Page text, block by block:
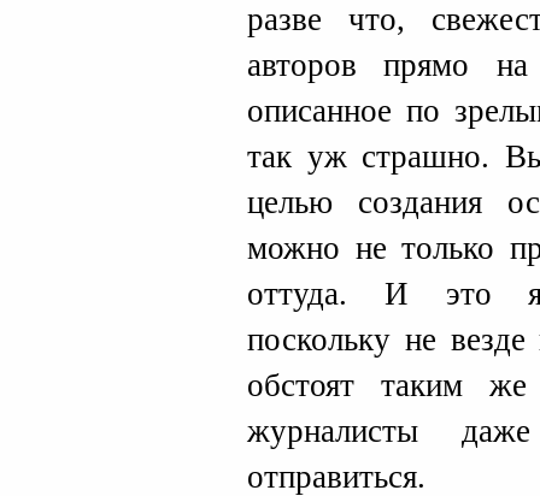
разве что,
авторов прямо
описанное по
так уж страшно.
целью создания
можно не только
оттуда. И это
поскольку не
обстоят таким
журналисты
отправиться.